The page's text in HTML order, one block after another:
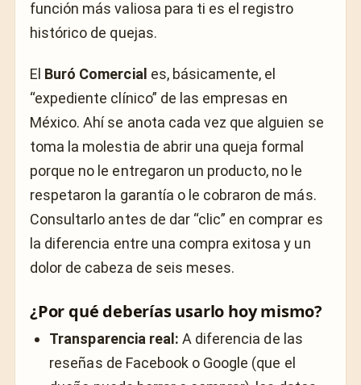
función más valiosa para ti es el registro
histórico de quejas.
El Buró Comercial es, básicamente, el
“expediente clínico” de las empresas en
México. Ahí se anota cada vez que alguien se
toma la molestia de abrir una queja formal
porque no le entregaron un producto, no le
respetaron la garantía o le cobraron de más.
Consultarlo antes de dar “clic” en comprar es
la diferencia entre una compra exitosa y un
dolor de cabeza de seis meses.
¿Por qué deberías usarlo hoy mismo?
Transparencia real: A diferencia de las
reseñas de Facebook o Google (que el